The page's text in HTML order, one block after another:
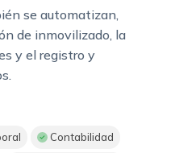
se automatizan,
de inmovilizado, la
y el registro y
Contabilidad